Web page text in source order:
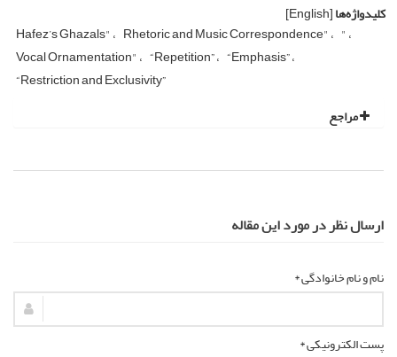
کلیدواژه‌ها[English]
Hafez’s Ghazals"
Rhetoric and Music Correspondence"
"
Vocal Ornamentation" “Repetition” “Emphasis”
“Restriction and Exclusivity”
مراجع
ارسال نظر در مورد این مقاله
نام و نام خانوادگی *
پست الکترونیکی *